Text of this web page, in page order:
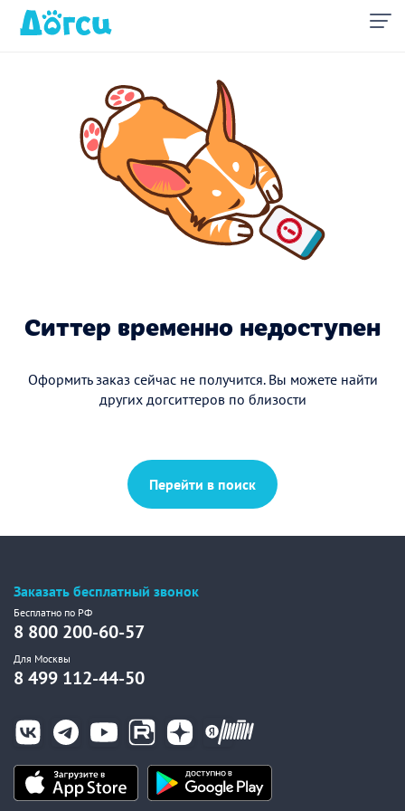
Ситтер временно недоступен
Оформить заказ сейчас не получится. Вы можете найти
других догситтеров по близости
Перейти в поиск
Заказать бесплатный звонок
Бесплатно по РФ
8 800 200-60-57
Для Москвы
8 499 112-44-50